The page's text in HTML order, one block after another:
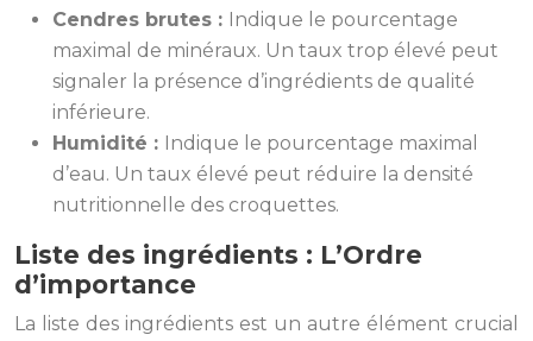
Cendres brutes : Indique le pourcentage
maximal de minéraux. Un taux trop élevé peut
signaler la présence d’ingrédients de qualité
inférieure.
Humidité : Indique le pourcentage maximal
d’eau. Un taux élevé peut réduire la densité
nutritionnelle des croquettes.
Liste des ingrédients : L’Ordre
d’importance
La liste des ingrédients est un autre élément crucial